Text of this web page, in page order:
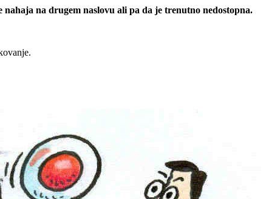
na drugem naslovu ali pa da je trenutno nedostopna.